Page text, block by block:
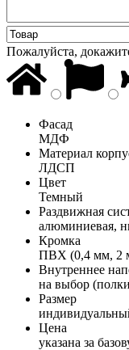
Пожалуйста,
Фасад
МДФ
Материал
ЛДСП
Цвет
Темный
Раздвижная
алюминиевая,
Кромка
ПВХ (0,4 мм, 2
Внутреннее
на выбор
Размер
Цена
указана за